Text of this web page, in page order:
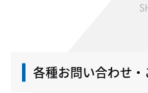
各種お問い合わせ・